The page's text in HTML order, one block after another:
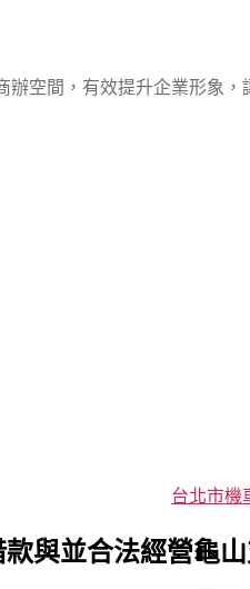
空間，有效提升企業形象，
分
台北市機
與並合法經營龜